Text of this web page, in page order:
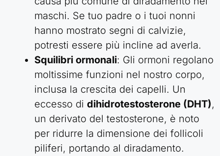
maschi. Se tuo padre o i tuoi nonni
hanno mostrato segni di calvizie,
potresti essere più incline ad averla.
Squilibri ormonali: Gli ormoni regolano
moltissime funzioni nel nostro corpo,
inclusa la crescita dei capelli. Un
eccesso di dihidrotestosterone (DHT),
un derivato del testosterone, è noto
per ridurre la dimensione dei follicoli
piliferi, portando al diradamento.